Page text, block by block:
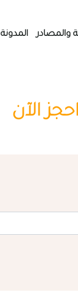
والمصادر المدونة
احجز الآن